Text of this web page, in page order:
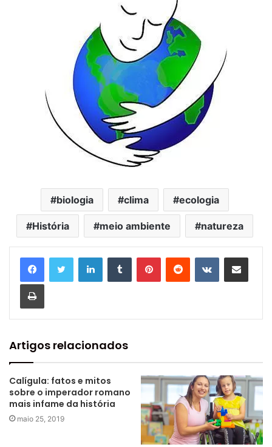
biologia clima ecologia
História meio ambiente natureza
Artigos relacionados
Calígula: fatos e mitos
sobre o imperador romano
mais infame da história
maio 25, 2019